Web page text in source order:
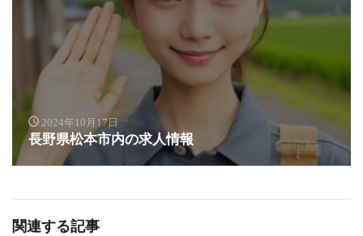
2024年10月17日
長野県松本市内の求人情報
関連する記事